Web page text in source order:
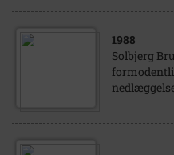
1988
Solbjerg